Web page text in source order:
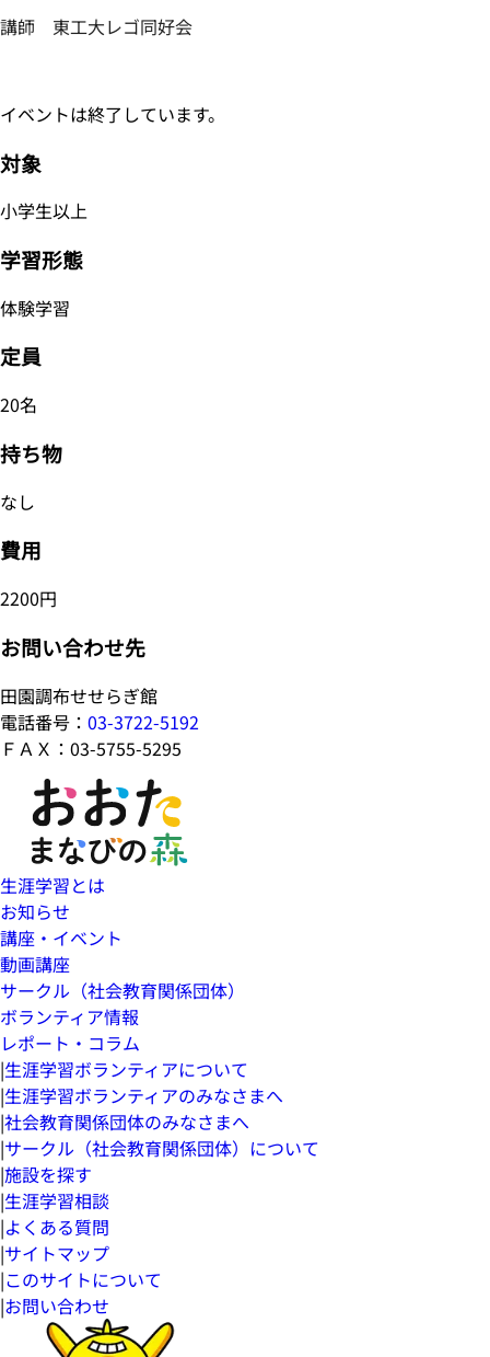
講師 東工大レゴ同好会
イベントは終了しています。
対象
小学生以上
学習形態
体験学習
定員
20名
持ち物
なし
費用
2200円
お問い合わせ先
田園調布せせらぎ館
電話番号： 03-3722-5192
ＦＡＸ：03-5755-5295
生涯学習とは
お知らせ
講座・イベント
動画講座
サークル（社会教育関係団体）
ボランティア情報
レポート・コラム
|生涯学習ボランティアについて
|生涯学習ボランティアのみなさまへ
|社会教育関係団体のみなさまへ
|サークル（社会教育関係団体）について
|施設を探す
|生涯学習相談
|よくある質問
|サイトマップ
|このサイトについて
|お問い合わせ